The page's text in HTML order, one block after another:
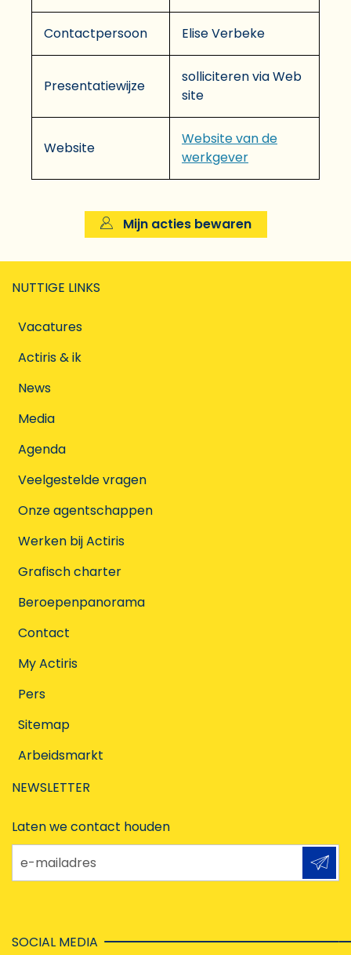
Contactpersoon Elise Verbeke
Presentatiewijze
solliciteren via Web
site
Website
Website van de
werkgever
Mijn acties bewaren
NUTTIGE LINKS
Vacatures
Actiris & ik
News
Media
Agenda
Veelgestelde vragen
Onze agentschappen
Werken bij Actiris
Grafisch charter
Beroepenpanorama
Contact
My Actiris
Pers
Sitemap
Arbeidsmarkt
NEWSLETTER
Laten we contact houden
e-mailadres
SOCIAL MEDIA